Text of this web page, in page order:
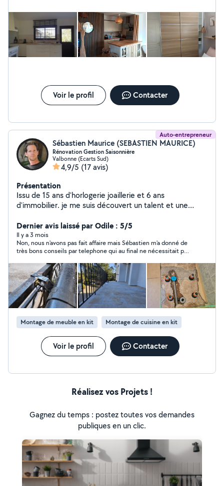
travaux le travail pourra se faire en régie (par heure).
Voir le profil Contacter
Auto-entrepreneur
Sébastien Maurice (SEBASTIEN MAURICE)
Rénovation Gestion Saisonnière
Valbonne (Ecarts Sud)
4,9/5 (17 avis)
Présentation
Issu de 15 ans d'horlogerie joaillerie et 6 ans
d'immobilier. je me suis découvert un talent et une
mise en vente et la location saisonnière. j'ai donc créer
mon service de Rénovation, Vente et Gestion
Saisonnière, pour toutes les personnes, qui souhaitent
préserver leur patrimoine et en dégager des bénéfices
Contact 7.68.69.66.39
Dernier avis laissé par Odile : 5/5
Il y a 3 mois
Non, nous n'avons pas fait affaire mais Sébastien m'a donné de
très bons conseils par telephone qui au final ne nécessitait pas
honnête et ne cherche pas à intervenir absolument chez
quelqu'un si cela n'est pas vraiment utile. Et de plus il est très
agréable. Sympathique.
Montage de meuble en kit Montage de cuisine en kit
Voir le profil Contacter
Réalisez vos Projets !
Gagnez du temps : postez toutes vos demandes
publiques en un clic.